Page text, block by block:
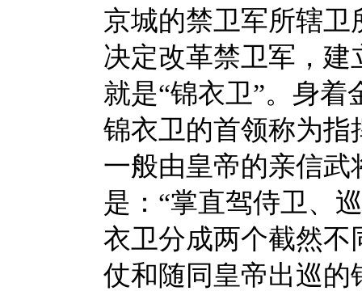
京城的禁卫军所辖卫
决定改革禁卫军，
就是“锦衣卫”。身
锦衣卫的首领称为
一般由皇帝的亲信
是： “掌直驾侍卫、
衣卫分成两个截然
仗和随同皇帝出巡